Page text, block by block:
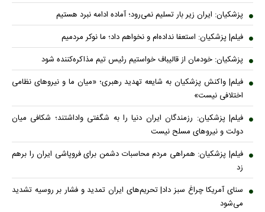
پزشکیان: ایران زیر بار تسلیم نمی‌رود؛ آماده ادامه نبرد هستیم
فیلم| پزشکیان: استعفا نداده‌ام و نخواهم داد؛ ما نوکر مردمیم
پزشکیان: خودمان از قالیباف خواستیم رئیس تیم مذاکره‌کننده شود
فیلم| واکنش پزشکیان به شایعه تهدید رهبری؛ «میان ما و نیروهای نظامی
اختلافی نیست»
فیلم| پزشکیان: رزمندگان ایران دنیا را به شگفتی واداشتند؛ شکافی میان
دولت و نیروهای مسلح نیست
فیلم| پزشکیان: همراهی مردم محاسبات دشمن برای فروپاشی ایران را برهم
زد
سنای آمریکا چراغ سبز داد| تحریم‌های ایران تمدید و فشار بر روسیه تشدید
می‌شود